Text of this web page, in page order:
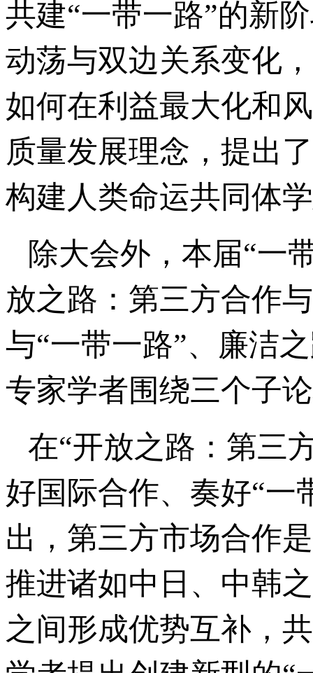
共建“一带一路”的新
动荡与双边关系变化
如何在利益最大化和
质量发展理念，提出
构建人类命运共同体
除大会外，本届“一
放之路：第三方合作
与“一带一路”、廉洁
专家学者围绕三个子
在“开放之路：第三
好国际合作、奏好“一
出，第三方市场合作
推进诸如中日、中韩
之间形成优势互补，